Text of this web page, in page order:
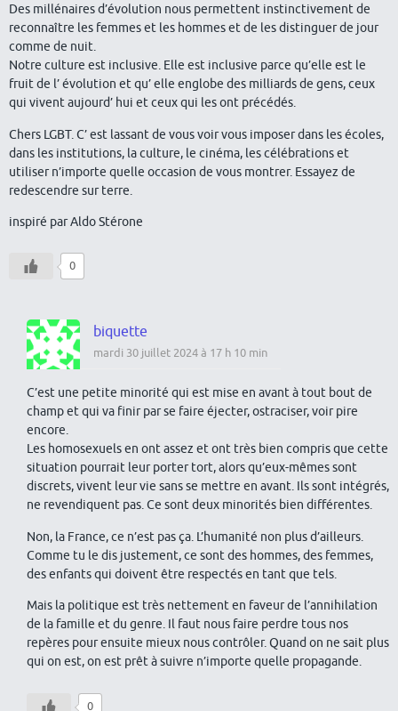
Des millénaires d’évolution nous permettent instinctivement de
reconnaître les femmes et les hommes et de les distinguer de jour
comme de nuit.
Notre culture est inclusive. Elle est inclusive parce qu’elle est le
fruit de l’ évolution et qu’ elle englobe des milliards de gens, ceux
qui vivent aujourd’ hui et ceux qui les ont précédés.
Chers LGBT. C’ est lassant de vous voir vous imposer dans les écoles,
dans les institutions, la culture, le cinéma, les célébrations et
utiliser n’importe quelle occasion de vous montrer. Essayez de
redescendre sur terre.
inspiré par Aldo Stérone
0
biquette
mardi 30 juillet 2024 à 17 h 10 min
C’est une petite minorité qui est mise en avant à tout bout de
champ et qui va finir par se faire éjecter, ostraciser, voir pire
encore.
Les homosexuels en ont assez et ont très bien compris que cette
situation pourrait leur porter tort, alors qu’eux-mêmes sont
discrets, vivent leur vie sans se mettre en avant. Ils sont intégrés,
ne revendiquent pas. Ce sont deux minorités bien différentes.
Non, la France, ce n’est pas ça. L’humanité non plus d’ailleurs.
Comme tu le dis justement, ce sont des hommes, des femmes,
des enfants qui doivent être respectés en tant que tels.
Mais la politique est très nettement en faveur de l’annihilation
de la famille et du genre. Il faut nous faire perdre tous nos
repères pour ensuite mieux nous contrôler. Quand on ne sait plus
qui on est, on est prêt à suivre n’importe quelle propagande.
0